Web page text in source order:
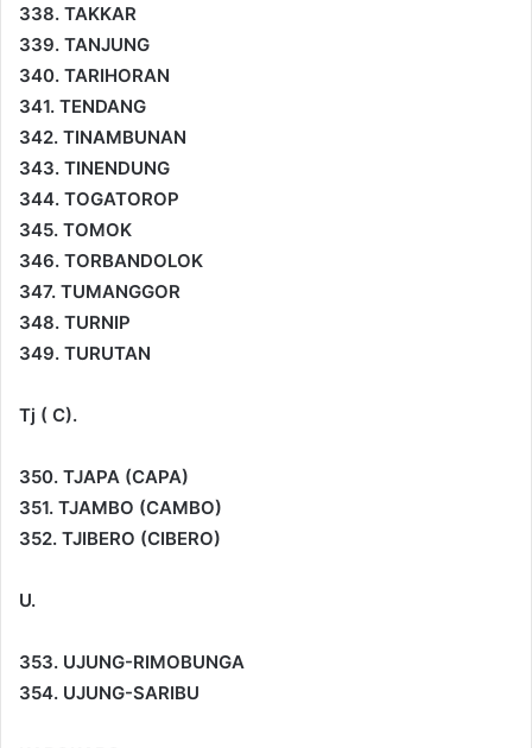
338. TAKKAR
339. TANJUNG
340. TARIHORAN
341. TENDANG
342. TINAMBUNAN
343. TINENDUNG
344. TOGATOROP
345. TOMOK
346. TORBANDOLOK
347. TUMANGGOR
348. TURNIP
349. TURUTAN
Tj ( C).
350. TJAPA (CAPA)
351. TJAMBO (CAMBO)
352. TJIBERO (CIBERO)
U.
353. UJUNG-RIMOBUNGA
354. UJUNG-SARIBU